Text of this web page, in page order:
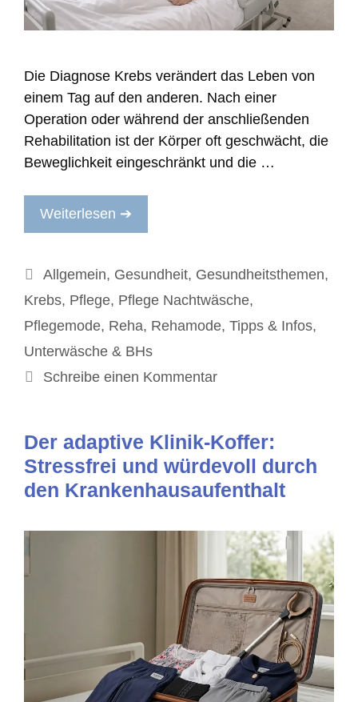
Die Diagnose Krebs verändert das Leben von
einem Tag auf den anderen. Nach einer
Operation oder während der anschließenden
Rehabilitation ist der Körper oft geschwächt, die
Beweglichkeit eingeschränkt und die …
Weiterlesen ➔
Kategorien
Allgemein, Gesundheit, Gesundheitsthemen,
Krebs, Pflege, Pflege Nachtwäsche,
Pflegemode, Reha, Rehamode, Tipps & Infos,
Unterwäsche & BHs
Schreibe einen Kommentar
Der adaptive Klinik-Koffer:
Stressfrei und würdevoll durch
den Krankenhausaufenthalt